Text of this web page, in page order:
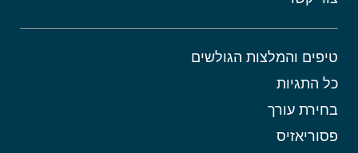
טיפים והמלצות הגולשים
כל התגיות
בחירת עורך
פסוריאזיס